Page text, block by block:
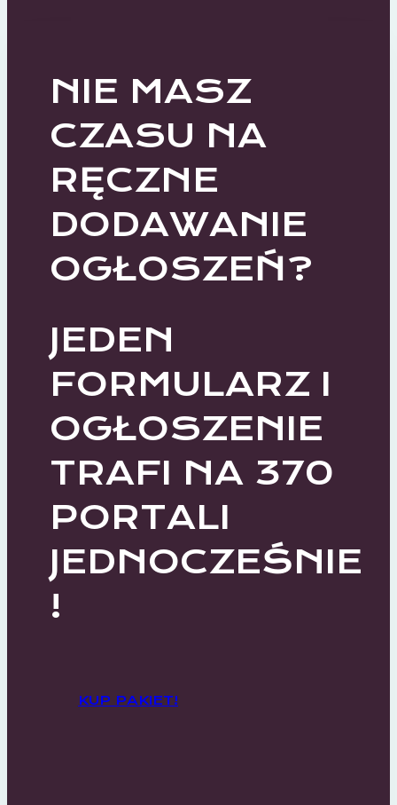
NIE MASZ
CZASU NA
RĘCZNE
DODAWANIE
OGŁOSZEŃ?
JEDEN
FORMULARZ I
OGŁOSZENIE
TRAFI NA 370
PORTALI
JEDNOCZEŚNIE
!
KUP PAKIET!